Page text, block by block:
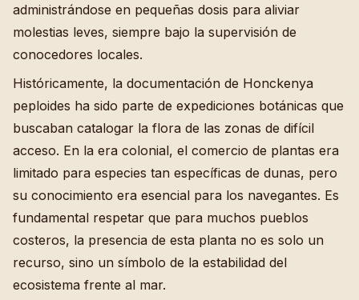
administrándose en pequeñas dosis para aliviar
molestias leves, siempre bajo la supervisión de
conocedores locales.
Históricamente, la documentación de Honckenya
peploides ha sido parte de expediciones botánicas que
buscaban catalogar la flora de las zonas de difícil
acceso. En la era colonial, el comercio de plantas era
limitado para especies tan específicas de dunas, pero
su conocimiento era esencial para los navegantes. Es
fundamental respetar que para muchos pueblos
costeros, la presencia de esta planta no es solo un
recurso, sino un símbolo de la estabilidad del
ecosistema frente al mar.